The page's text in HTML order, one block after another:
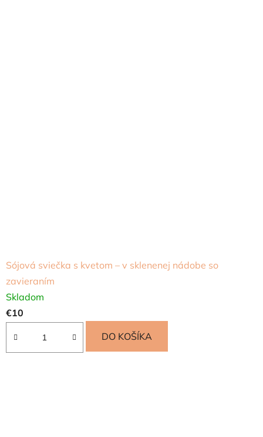
Sójová sviečka s kvetom – v sklenenej nádobe so
zavieraním
Skladom
€10
DO KOŠÍKA